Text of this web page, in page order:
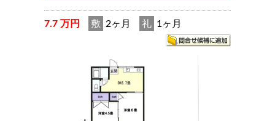
7.7 万円 敷 2ヶ月 礼 1ヶ月